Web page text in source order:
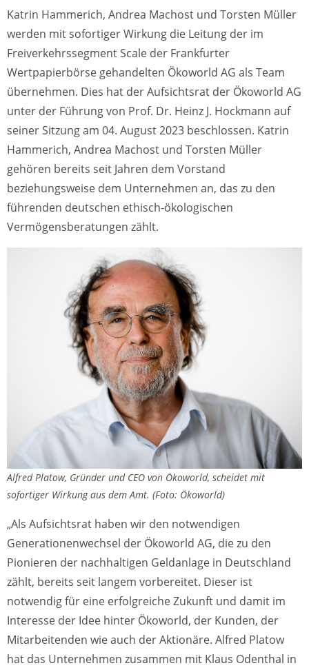
Katrin Hammerich, Andrea Machost und Torsten Müller
werden mit sofortiger Wirkung die Leitung der im
Freiverkehrssegment Scale der Frankfurter
Wertpapierbörse gehandelten Ökoworld AG als Team
übernehmen. Dies hat der Aufsichtsrat der Ökoworld AG
unter der Führung von Prof. Dr. Heinz J. Hockmann auf
seiner Sitzung am 04. August 2023 beschlossen. Katrin
Hammerich, Andrea Machost und Torsten Müller
gehören bereits seit Jahren dem Vorstand
beziehungsweise dem Unternehmen an, das zu den
führenden deutschen ethisch-ökologischen
Vermögensberatungen zählt.
Alfred Platow, Gründer und CEO von Ökoworld, scheidet mit
sofortiger Wirkung aus dem Amt. (Foto: Ökoworld)
„Als Aufsichtsrat haben wir den notwendigen
Generationenwechsel der Ökoworld AG, die zu den
Pionieren der nachhaltigen Geldanlage in Deutschland
zählt, bereits seit langem vorbereitet. Dieser ist
notwendig für eine erfolgreiche Zukunft und damit im
Interesse der Idee hinter Ökoworld, der Kunden, der
Mitarbeitenden wie auch der Aktionäre. Alfred Platow
hat das Unternehmen zusammen mit Klaus Odenthal in